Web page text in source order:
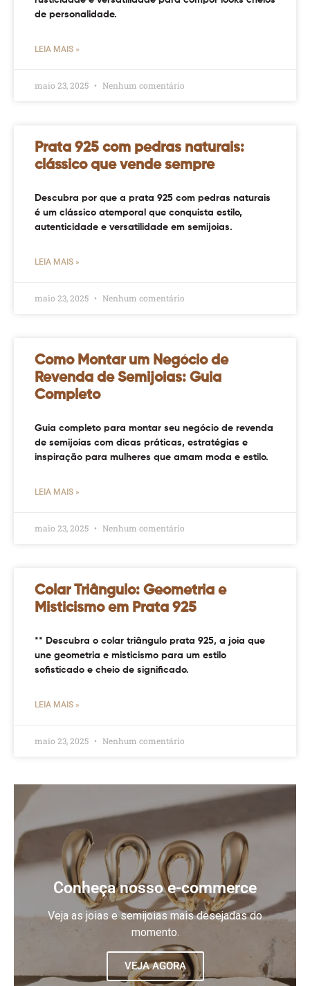
de personalidade.
LEIA MAIS »
maio 23, 2025 Nenhum comentário
Prata 925 com pedras naturais:
clássico que vende sempre
Descubra por que a prata 925 com pedras naturais
é um clássico atemporal que conquista estilo,
autenticidade e versatilidade em semijoias.
LEIA MAIS »
maio 23, 2025 Nenhum comentário
Como Montar um Negócio de
Revenda de Semijoias: Guia
Completo
Guia completo para montar seu negócio de revenda
de semijoias com dicas práticas, estratégias e
inspiração para mulheres que amam moda e estilo.
LEIA MAIS »
maio 23, 2025 Nenhum comentário
Colar Triângulo: Geometria e
Misticismo em Prata 925
** Descubra o colar triângulo prata 925, a joia que
une geometria e misticismo para um estilo
sofisticado e cheio de significado.
LEIA MAIS »
maio 23, 2025 Nenhum comentário
Conheça nosso e-commerce
Veja as joias e semijoias mais desejadas do
momento.
VEJA AGORA